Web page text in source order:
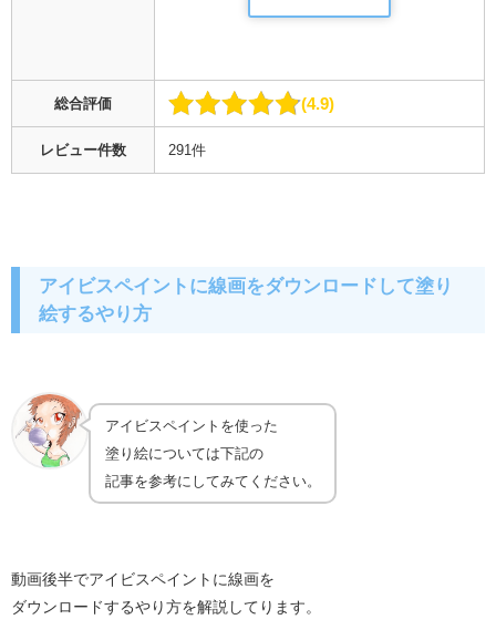
総合評価 4.9
レビュー件数 291件
アイビスペイントに線画をダウンロードして塗り
絵するやり方
アイビスペイントを使った
塗り絵については下記の
記事を参考にしてみてください。
動画後半でアイビスペイントに線画を
ダウンロードするやり方を解説してります。